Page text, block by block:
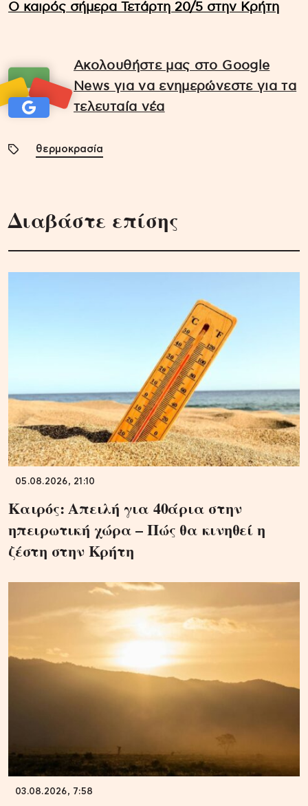
Ο καιρός σήμερα Τετάρτη 20/5 στην Κρήτη
Ακολουθήστε μας στο Google
News για να ενημερώνεστε για τα
τελευταία νέα
θερμοκρασία
Διαβάστε επίσης
05.08.2026, 21:10
Καιρός: Απειλή για 40άρια στην
ηπειρωτική χώρα – Πώς θα κινηθεί η
ζέστη στην Κρήτη
03.08.2026, 7:58